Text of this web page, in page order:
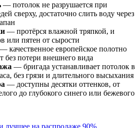
— потолок не разрушается при
сверху, достаточно слить воду через
— протёрся влажной тряпкой, и
или пятен от сырости
— качественное европейское полотно
без потери внешнего вида
— бригада устанавливает потолок в
без грязи и длительного высыхания
— доступны десятки оттенков, от
до глубокого синего или бежевого